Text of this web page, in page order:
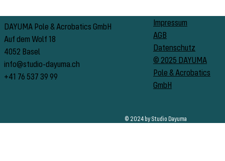
Dein 6-Wochen Aerial Hoop
Einstieg
DAYUMA Pole & Acrobatics GmbH
Auf dem Wolf 18
4052 Basel
info@studio-dayuma.ch
+41 76 537 39 99
Impressum
AGB
Datenschutz
© 2025 DAYUMA
Pole & Acrobatics
GmbH
© 2024 by Studio Dayuma